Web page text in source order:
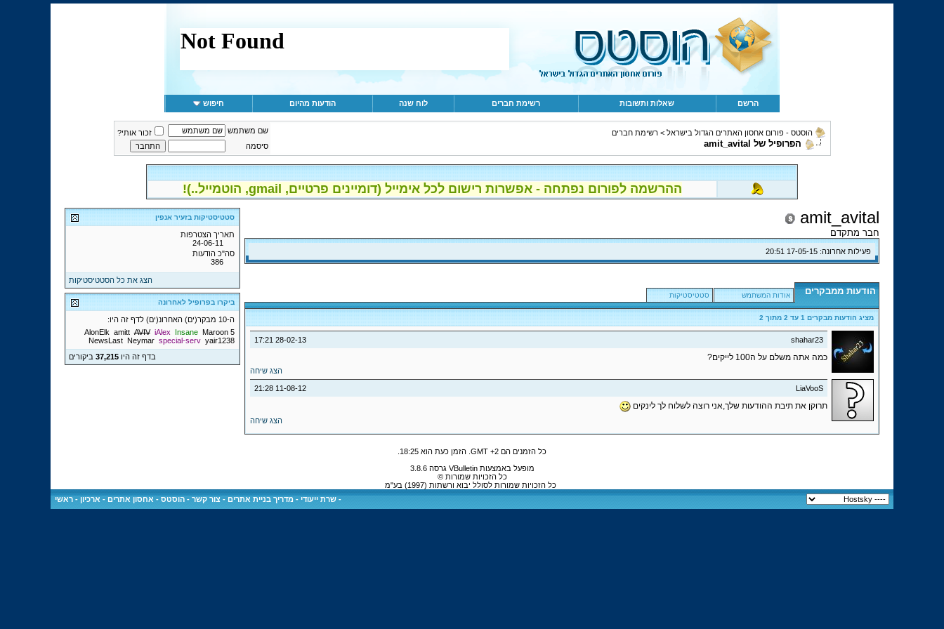
הרשם שאלות ותשובות רשימת חברים לוח שנה הודעות מהיום חיפוש
הוסטס - פורום אחסון האתרים הגדול בישראל > רשימת חברים
הפרופיל של amit_avital
שם משתמש
זכור אותי?
סיסמה
ההרשמה לפורום נפתחה - אפשרות רישום לכל אימייל (דומיינים פרטיים, gmail, הוטמייל..)!
amit_avital
חבר מתקדם
פעילות אחרונה: 20:51
הודעות ממבקרים אודות המשתמש סטטיסטיקות
מציג הודעות מבקרים 1 עד 2מתוך 2
28-02-13
17:21 shahar23
כמה אתה משלם על ה100 לייקים?
הצג שיחה
11-08-12
21:28 LiaVooS
תרוקן את תיבת ההודעות שלך,אני רוצה לשלוח לך לינקים
הצג שיחה
סטטיסטיקות בזעיר אנפין
תאריך הצטרפות
24-06-11
סה"כ הודעות
386
הצג את כל הסטטיסטיקות
ביקרו בפרופיל לאחרונה
ה-10 מבקר(ים) האחרונ(ים) לדף זה היו:
AlonElk amitt AVIV iAlex Insane Maroon 5
NewsLast Neymar special-serv yair1238
בדף זה היו37,215 ביקורים
כל הזמנים הם GMT +2. הזמן כעת הוא 18:25
מופעל באמצעות VBulletin גרסה 3.8.6
כל הזכויות שמורות ©
כל הזכויות שמורות לסולל יבוא ורשתות (1997) בע"מ
- שרת ייעודי - מדריך בניית אתרים - צור קשר - הוסטס - אחסון אתרים - ארכיון - ראשי